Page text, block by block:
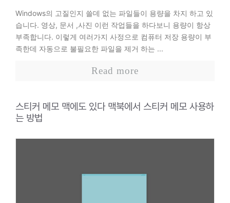
Windows의 고질인지 쓸데 없는 파일들이 용량을 차지 하고 있
습니다. 영상, 문서 ,사진 이런 작업들을 하다보니 용량이 항상
부족합니다. 이렇게 여러가지 사정으로 컴퓨터 저장 용량이 부
족한데 자동으로 불필요한 파일을 제거 하는 ...
Read more
스티커 메모 맥에도 있다 맥북에서 스티커 메모 사용하
는 방법